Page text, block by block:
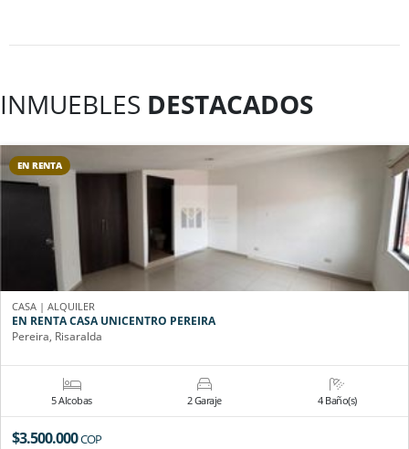
INMUEBLES DESTACADOS
EN RENTA
CASA | ALQUILER
EN RENTA CASA UNICENTRO PEREIRA
Pereira, Risaralda
5 Alcobas 2 Garaje 4 Baño(s)
$3.500.000COP